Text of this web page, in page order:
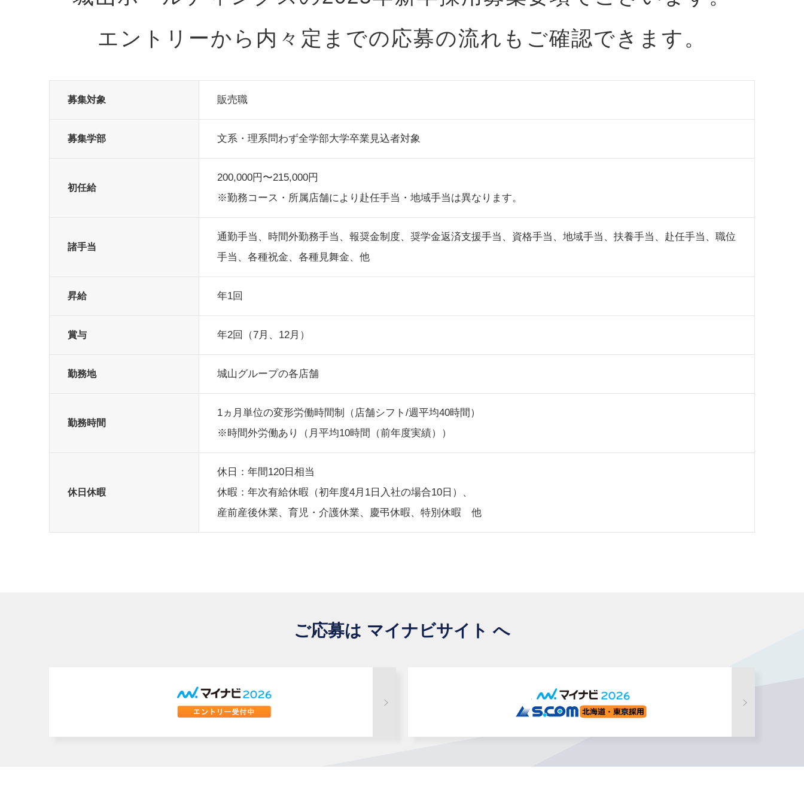
エントリーから内々定までの応募の流れもご確認できます。
募集対象 販売職
募集学部 文系・理系問わず全学部大学卒業見込者対象
初任給
200,000円〜215,000円
※勤務コース・所属店舗により赴任手当・地域手当は異なります。
諸手当
通勤手当、時間外勤務手当、報奨金制度、奨学金返済支援手当、資格手当、地域手当、扶養手当、赴任手当、職位
手当、各種祝金、各種見舞金、他
昇給 年1回
賞与 年2回（7月、12月）
勤務地 城山グループの各店舗
勤務時間
1ヵ月単位の変形労働時間制（店舗シフト/週平均40時間）
※時間外労働あり（月平均10時間（前年度実績））
休日休暇
休日：年間120日相当
休暇：年次有給休暇（初年度4月1日入社の場合10日）、
産前産後休業、育児・介護休業、慶弔休暇、特別休暇 他
ご応募は マイナビサイト へ